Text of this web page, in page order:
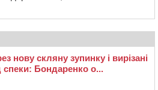
нову скляну зупинку і вирізані
спеки: Бондаренко о...